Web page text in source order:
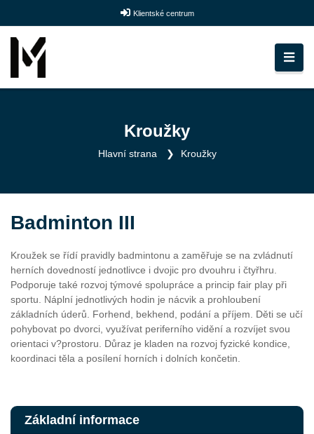
Klientské centrum
Kroužky
Hlavní strana Kroužky
Badminton III
Kroužek se řídí pravidly badmintonu a zaměřuje se na zvládnutí
herních dovedností jednotlivce i dvojic pro dvouhru i čtyřhru.
Podporuje také rozvoj týmové spolupráce a princip fair play při
sportu. Náplní jednotlivých hodin je nácvik a prohloubení
základních úderů. Forhend, bekhend, podání a příjem. Děti se učí
pohybovat po dvorci, využívat periferního vidění a rozvíjet svou
orientaci v?prostoru. Důraz je kladen na rozvoj fyzické kondice,
koordinaci těla a posílení horních i dolních končetin.
Základní informace